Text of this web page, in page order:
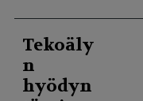
Tekoäly
n
hyödyn